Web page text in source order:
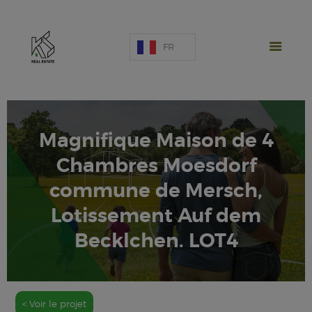
FR
Magnifique Maison de 4
Chambres Moesdorf
commune de Mersch,
Lotissement Auf dem
Becklchen. LOT4
PROJETS NEUFS
VENTE
LOCATION
ESPAGNE
A PROPOS
ESTIMATION
NOUS CONTACTER
< Voir le projet